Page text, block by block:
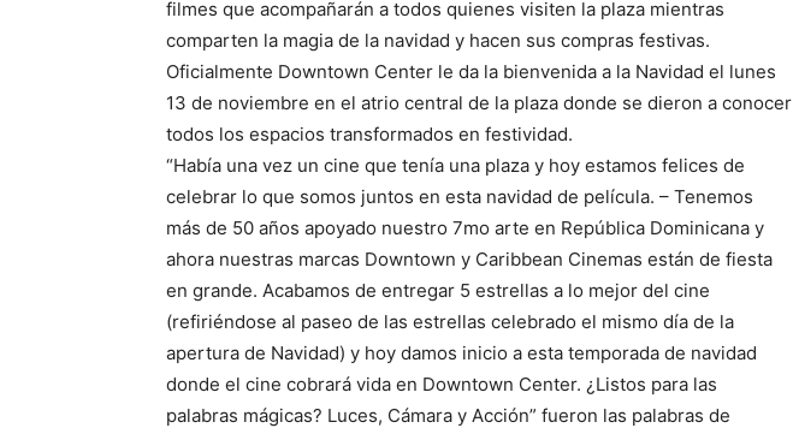
filmes que acompañarán a todos quienes visiten la plaza mientras
comparten la magia de la navidad y hacen sus compras festivas.
Oficialmente Downtown Center le da la bienvenida a la Navidad el lunes
13 de noviembre en el atrio central de la plaza donde se dieron a conocer
todos los espacios transformados en festividad.
“Había una vez un cine que tenía una plaza y hoy estamos felices de
celebrar lo que somos juntos en esta navidad de película. – Tenemos
más de 50 años apoyado nuestro 7mo arte en República Dominicana y
ahora nuestras marcas Downtown y Caribbean Cinemas están de fiesta
en grande. Acabamos de entregar 5 estrellas a lo mejor del cine
(refiriéndose al paseo de las estrellas celebrado el mismo día de la
apertura de Navidad) y hoy damos inicio a esta temporada de navidad
donde el cine cobrará vida en Downtown Center. ¿Listos para las
palabras mágicas? Luces, Cámara y Acción” fueron las palabras de